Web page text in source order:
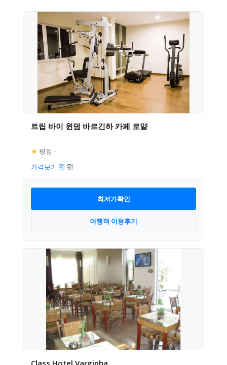
트립 바이 윈덤 바르긴하 카페 로얄
★ 평점 –
가격보기
최저가확인
여행객 이용후기
Class Hotel Varginha